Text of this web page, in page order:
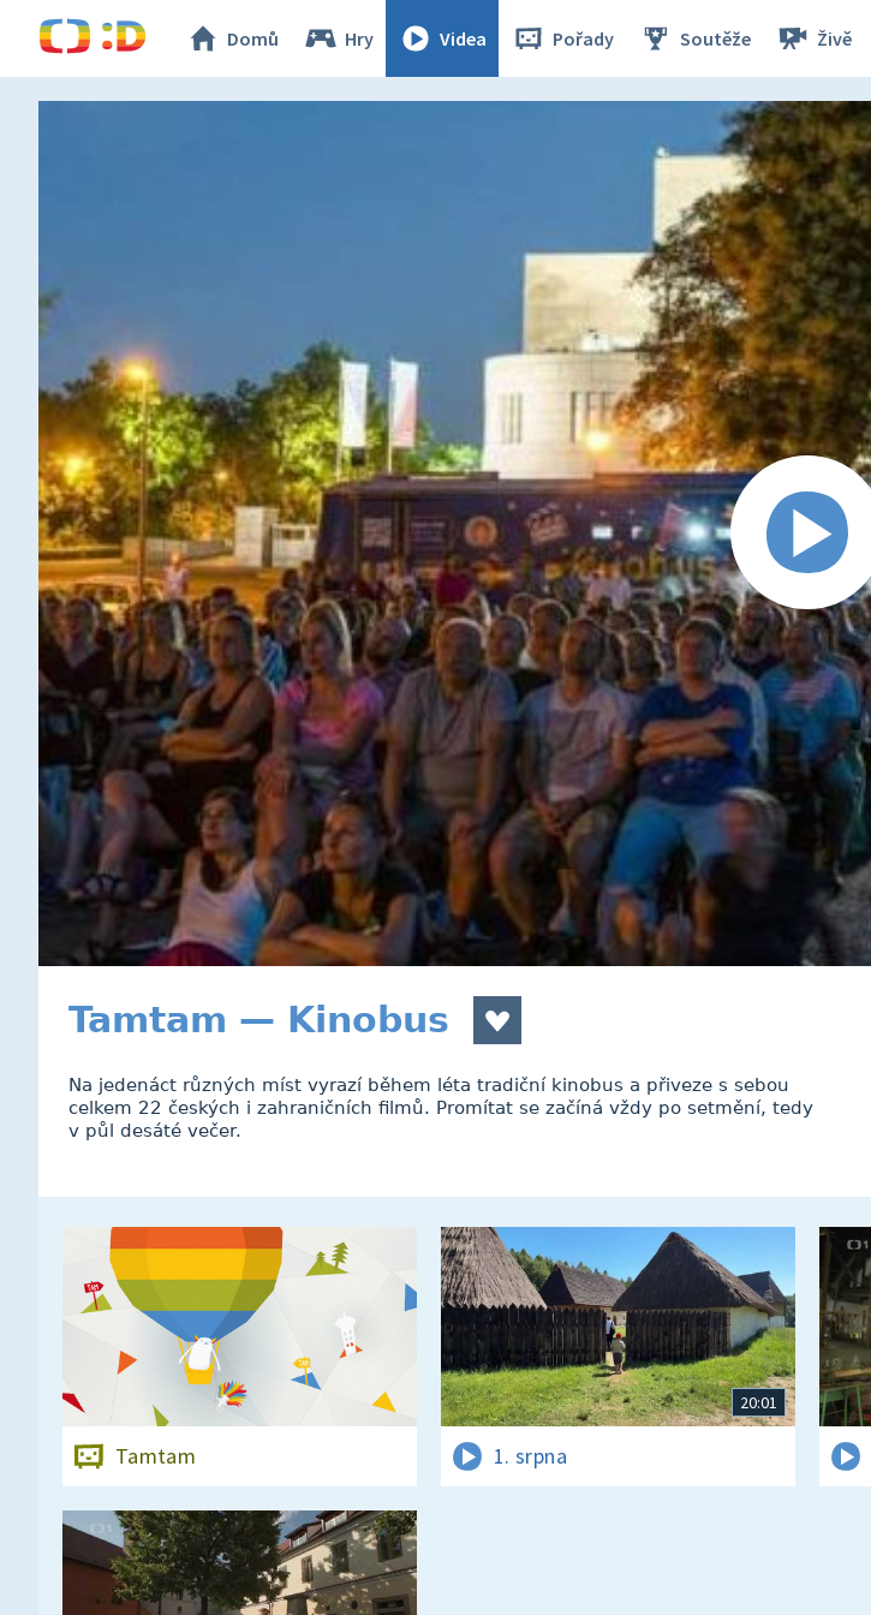
Domů Hry Videa Pořady Soutěže Živě
Tamtam — Kinobus
Na jedenáct různých míst vyrazí během léta tradiční kinobus a přiveze s sebou
celkem 22 českých i zahraničních filmů. Promítat se začíná vždy po setmění, tedy
v půl desáté večer.
Tamtam
20:01
1. srpna